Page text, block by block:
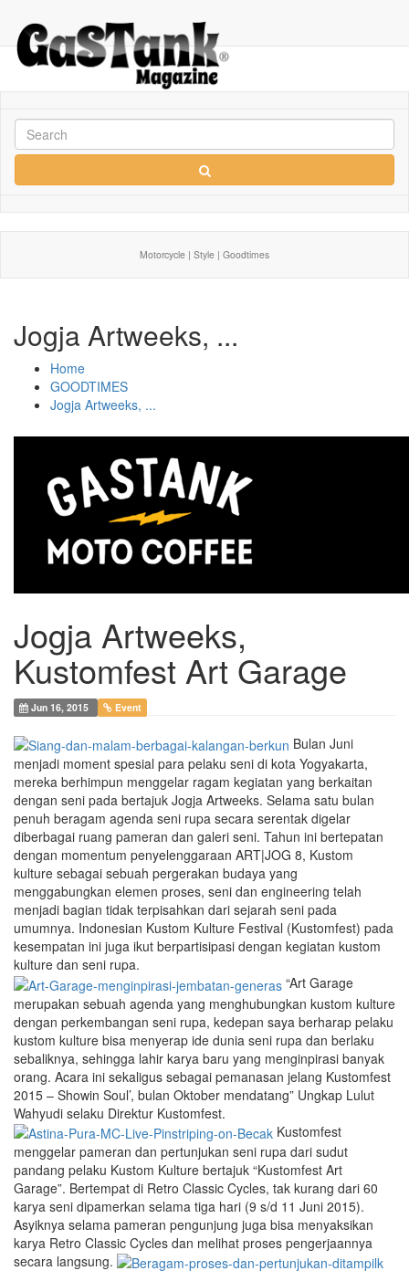
Motorcycle | Style | Goodtimes
Jogja Artweeks, ...
Home
GOODTIMES
Jogja Artweeks, ...
Jogja Artweeks,
Kustomfest Art Garage
Jun 16, 2015 Event
Bulan Juni
menjadi moment spesial para pelaku seni di kota Yogyakarta,
mereka berhimpun menggelar ragam kegiatan yang berkaitan
dengan seni pada bertajuk Jogja Artweeks. Selama satu bulan
penuh beragam agenda seni rupa secara serentak digelar
diberbagai ruang pameran dan galeri seni. Tahun ini bertepatan
dengan momentum penyelenggaraan ART|JOG 8, Kustom
kulture sebagai sebuah pergerakan budaya yang
menggabungkan elemen proses, seni dan engineering telah
menjadi bagian tidak terpisahkan dari sejarah seni pada
umumnya. Indonesian Kustom Kulture Festival (Kustomfest) pada
kesempatan ini juga ikut berpartisipasi dengan kegiatan kustom
kulture dan seni rupa.
“Art Garage
merupakan sebuah agenda yang menghubungkan kustom kulture
dengan perkembangan seni rupa, kedepan saya berharap pelaku
kustom kulture bisa menyerap ide dunia seni rupa dan berlaku
sebaliknya, sehingga lahir karya baru yang menginpirasi banyak
orang. Acara ini sekaligus sebagai pemanasan jelang Kustomfest
2015 – Showin Soul’, bulan Oktober mendatang” Ungkap Lulut
Wahyudi selaku Direktur Kustomfest.
Kustomfest
menggelar pameran dan pertunjukan seni rupa dari sudut
pandang pelaku Kustom Kulture bertajuk “Kustomfest Art
Garage”. Bertempat di Retro Classic Cycles, tak kurang dari 60
karya seni dipamerkan selama tiga hari (9 s/d 11 Juni 2015).
Asyiknya selama pameran pengunjung juga bisa menyaksikan
karya Retro Classic Cycles dan melihat proses pengerjaannya
secara langsung.